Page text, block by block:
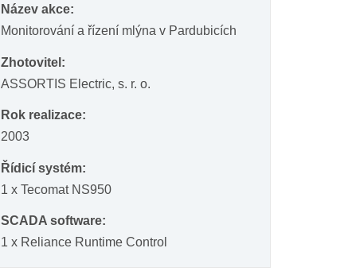
Název akce:
Monitorování a řízení mlýna v Pardubicích
Zhotovitel:
ASSORTIS Electric, s. r. o.
Rok realizace:
2003
Řídicí systém:
1 x Tecomat NS950
SCADA software:
1 x Reliance Runtime Control